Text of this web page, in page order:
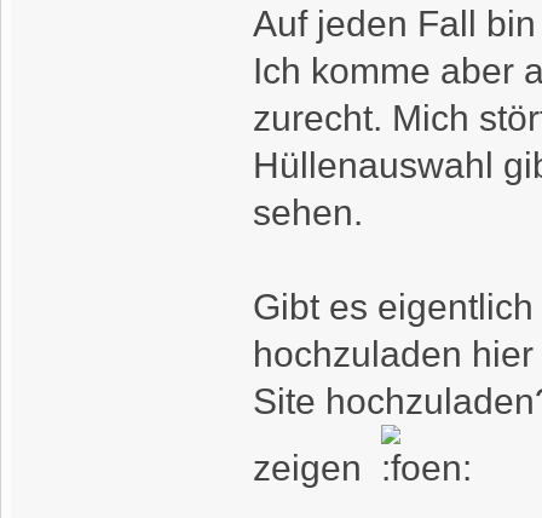
Auf jeden Fall
Ich komme aber
zurecht. Mich
Hüllenauswahl
sehen.
Gibt es
hochzuladen
Site
zeigen